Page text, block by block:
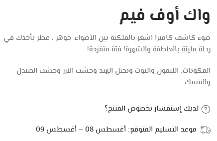
واك أوف فيم
ضوء كاشف كاميرا اشعر بالملكية بين الأضواء. جوهر ، عطر يأخذك في
رحلة مليئة بالعاطفة والشهرة! فئة متفردة!
المكونات: الليمون والتوت ونجيل الهند وخشب الأرز وخشب الصندل
والمسك
لديك إستفسار بخصوص المنتج؟
موعد التسليم المتوقع: أغسطس 08 – أغسطس 09